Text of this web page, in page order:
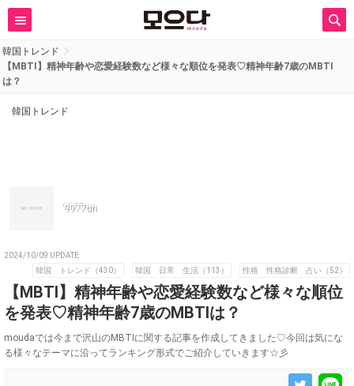
韓国トレンド
【MBTI】精神年齢や恋愛経験数など様々な順位を発表♡精神年齢7歳のMBTI
は？
韓国トレンド
9977uri
2024/10/09 UPDATE
韓国 トレンド（430）
韓国 日常 生活（113） 性格 性格診断 占い（52）
【MBTI】精神年齢や恋愛経験数など様々な順位
を発表♡精神年齢7歳のMBTIは？
moudaでは今まで沢山のMBTIに関する記事を作成してきました♡今回は気にな
る様々なテーマに沿ってランキング形式でご紹介していきます☆彡